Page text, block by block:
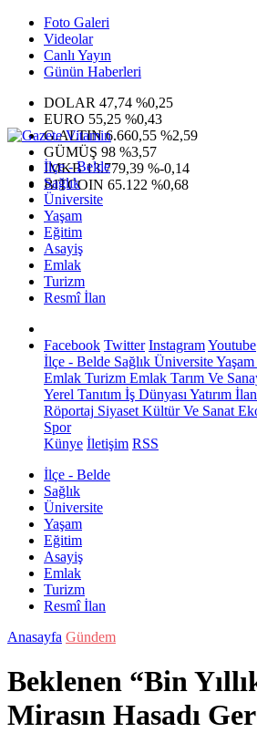
Foto Galeri
Videolar
Canlı Yayın
Günün Haberleri
DOLAR 47,74 %0,25
EURO 55,25 %0,43
G.ALTIN6.660,55 %2,59
GÜMÜŞ 98 %3,57
IMKB13.779,39 %-0,14
BITCOIN 65.122 %0,68
İlçe - Belde
Sağlık
Üniversite
Yaşam
Eğitim
Asayiş
Emlak
Turizm
Resmî İlan
Facebook Twitter InstagramYoutube
İlçe - Belde Sağlık ÜniversiteYaşam
Emlak Turizm Emlak Tarım Ve
Yerel Tanıtım İş Dünyası Yatırım İlan
Röportaj Siyaset Kültür Ve Sanat
Spor
Künye İletişim RSS
İlçe - Belde
Sağlık
Üniversite
Yaşam
Eğitim
Asayiş
Emlak
Turizm
Resmî İlan
Anasayfa Gündem
Beklenen “Bin
Mirasın Hasadı